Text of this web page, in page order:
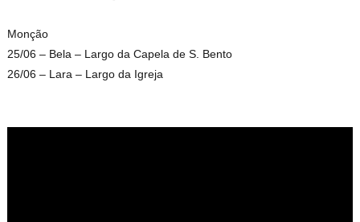
Monção
25/06 – Bela – Largo da Capela de S. Bento
26/06 – Lara – Largo da Igreja